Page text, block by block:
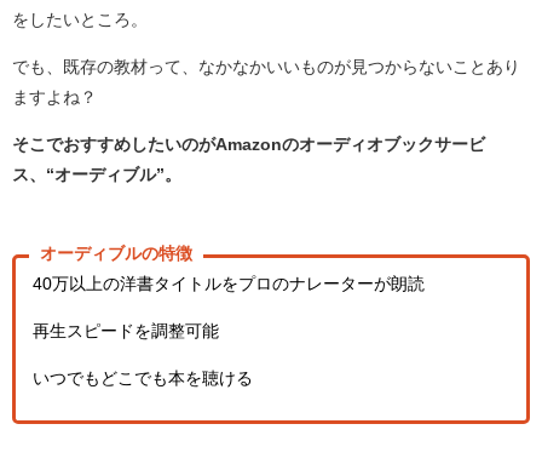
をしたいところ。
でも、既存の教材って、なかなかいいものが見つからないことあり
ますよね？
そこでおすすめしたいのがAmazonのオーディオブックサービ
ス、“オーディブル”。
オーディブルの特徴
40万以上の洋書タイトルをプロのナレーターが朗読
再生スピードを調整可能
いつでもどこでも本を聴ける